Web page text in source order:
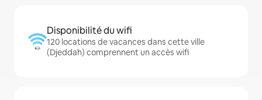
Disponibilité du wifi
120 locations de vacances dans cette ville
(Djeddah) comprennent un accès wifi